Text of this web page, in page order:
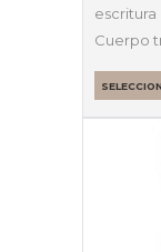
escritura
Cuerpo